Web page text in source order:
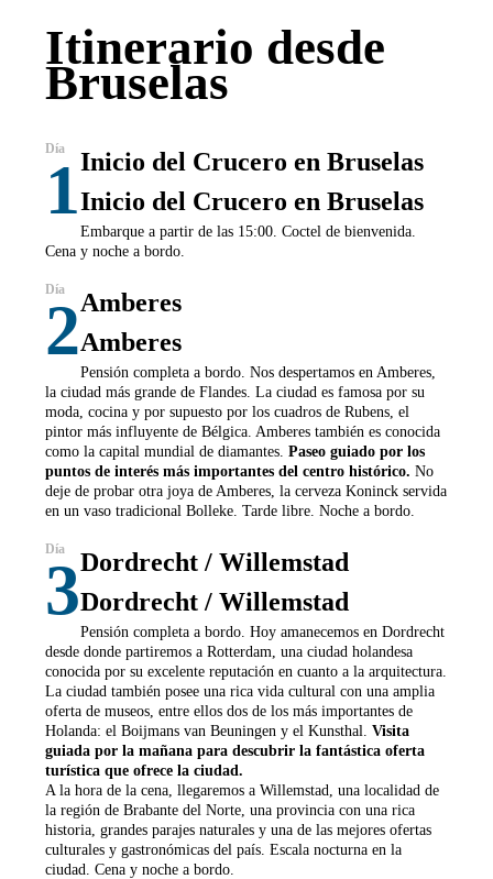
Itinerario desde
Bruselas
1Inicio del Crucero en Bruselas
Inicio del Crucero en Bruselas
Embarque a partir de las 15:00. Coctel de bienvenida.
Cena y noche a bordo.
2Amberes
Amberes
Pensión completa a bordo. Nos despertamos en Amberes,
la ciudad más grande de Flandes. La ciudad es famosa por su
moda, cocina y por supuesto por los cuadros de Rubens, el
pintor más influyente de Bélgica. Amberes también es conocida
como la capital mundial de diamantes. Paseo guiado por los
puntos de interés más importantes del centro histórico. No
deje de probar otra joya de Amberes, la cerveza Koninck servida
en un vaso tradicional Bolleke. Tarde libre. Noche a bordo.
3Dordrecht / Willemstad
Dordrecht / Willemstad
Pensión completa a bordo. Hoy amanecemos en Dordrecht
desde donde partiremos a Rotterdam, una ciudad holandesa
conocida por su excelente reputación en cuanto a la arquitectura.
La ciudad también posee una rica vida cultural con una amplia
oferta de museos, entre ellos dos de los más importantes de
Holanda: el Boijmans van Beuningen y el Kunsthal. Visita
guiada por la mañana para descubrir la fantástica oferta
turística que ofrece la ciudad.
A la hora de la cena, llegaremos a Willemstad, una localidad de
la región de Brabante del Norte, una provincia con una rica
historia, grandes parajes naturales y una de las mejores ofertas
culturales y gastronómicas del país. Escala nocturna en la
ciudad. Cena y noche a bordo.